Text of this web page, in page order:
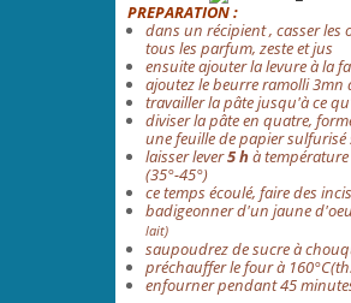
PREPARATION :
dans un récipient , casser les
tous les parfum, zeste et jus
ensuite ajouter la levure à la
ajoutez le beurre ramolli
travailler la pâte jusqu'à ce
diviser la pâte en quatre,
une feuille de papier
laisser lever5 hà
(35°-45°)
ce temps écoulé, faire des
badigeonner d'un jaune
lait)
saupoudrez de sucre à
préchauffer le four à
enfourner pendant 45